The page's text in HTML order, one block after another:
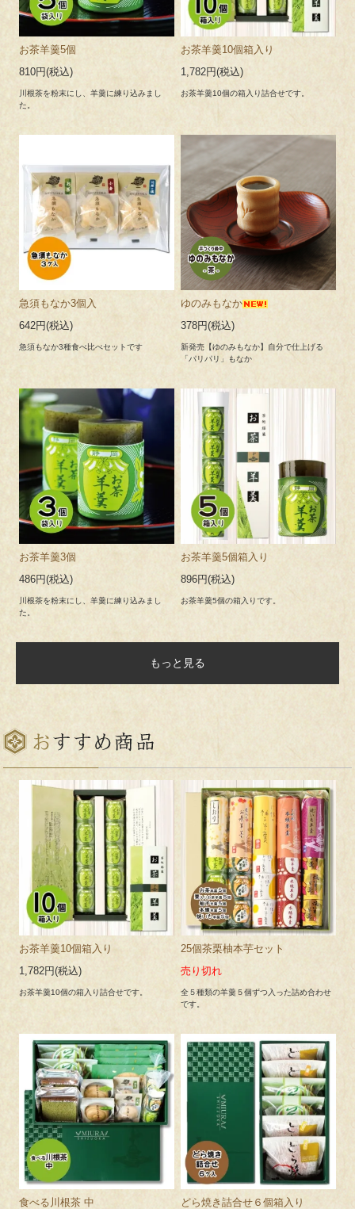
2026. 季節商品に 【ありがとうクッキーのプチギフト】
ホワイトデー、卒業、転勤などお世話になった方へ♪
2026.
1.23
【重要】当社代表者や元経営者を騙る不審なメール（なりすま
しメール）に関するご注意
当社を騙る不審なメールに関する情報が寄せられています。詳
細はこちらをご確認ください。
2.27
菓子処三浦・菓子処叶家は年内休まず営業いたしま
す。
営業時間に変更がありますのでお気を付けくださいませ。
●本店営業日カレンダー
●叶家営業日カレンダー
2.19
誠に勝手ながら通販につきましては下記の期間を年末年始休業
とさせていただきます。
2025年12月28日(日)～2026年1月4日(日)
ご迷惑をおかけ致しますが、何卒ご理解の程お願い申し上げま
す。
お茶羊羹5個
810円(税込)
川根茶を粉末にし、羊羹に練り込みまし
た。
お茶羊羹10個箱入り
1,782円(税込)
お茶羊羹10個の箱入り詰合せです。
急須もなか3個入
642円(税込)
急須もなか3種食べ比べセットです
ゆのみもなか
378円(税込)
新発売【ゆのみもなか】自分で仕上げる
「パリパリ」もなか
お茶羊羹3個
486円(税込)
川根茶を粉末にし、羊羹に練り込みまし
た。
お茶羊羹5個箱入り
896円(税込)
お茶羊羹5個の箱入りです。
もっと見る
お茶羊羹10個箱入り
1,782円(税込)
お茶羊羹10個の箱入り詰合せです。
25個茶栗柚本芋セット
売り切れ
全５種類の羊羹５個ずつ入った詰め合わせ
です。
食べる川根茶 中
どら焼き詰合せ６個箱入り